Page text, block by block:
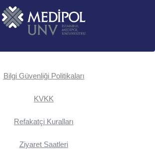
Bilgi Güvenliği Politikaları
KVKK
Refakatçi Kuralları
Ziyaret Saatleri